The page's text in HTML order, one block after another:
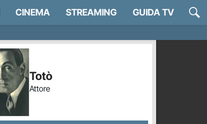
CINEMA STREAMING GUIDA TV
Totò
Attore